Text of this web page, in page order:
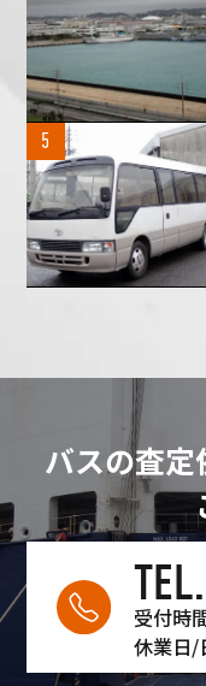
5
バスの査
受付時
休業日/